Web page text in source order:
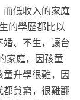
而低收入的家庭
的學歷都比以
、不生，讓台
家庭，因孩童
升學很難，因
貧窮，很難翻